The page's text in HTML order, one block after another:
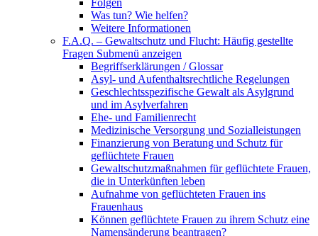
Folgen
Was tun? Wie helfen?
Weitere Informationen
F.A.Q. – Gewaltschutz und Flucht: Häufig gestellte
Fragen Submenü anzeigen
Begriffserklärungen / Glossar
Asyl- und Aufenthaltsrechtliche Regelungen
Geschlechtsspezifische Gewalt als Asylgrund
und im Asylverfahren
Ehe- und Familienrecht
Medizinische Versorgung und Sozialleistungen
Finanzierung von Beratung und Schutz für
geflüchtete Frauen
Gewaltschutzmaßnahmen für geflüchtete Frauen,
die in Unterkünften leben
Aufnahme von geflüchteten Frauen ins
Frauenhaus
Können geflüchtete Frauen zu ihrem Schutz eine
Namensänderung beantragen?